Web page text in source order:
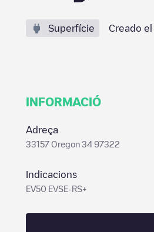
Superfície Creado el
INFORMACIÓ
Adreça
33157 Oregon 34 97322
Indicacions
EV50 EVSE-RS+